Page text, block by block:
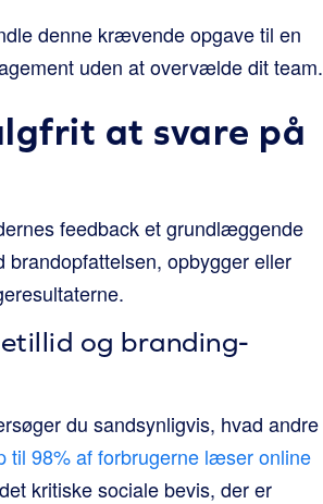
denne krævende opgave til en
uden at overvælde dit team.
at svare på
feedback et grundlæggende
opbygger eller
og branding-
du sandsynligvis, hvad andre
til 98% af forbrugerne læser online
kritiske sociale bevis, der er